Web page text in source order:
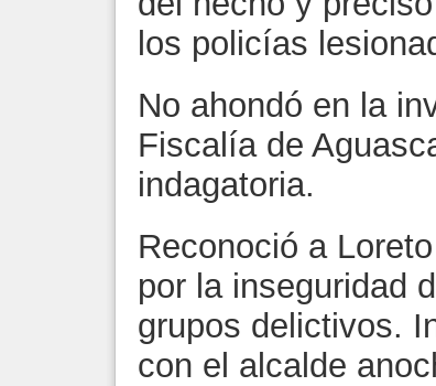
los policías
No ahondó en la
Fiscalía de
indagatoria.
Reconoció a
por la inseguridad
grupos delictivos.
con el alcalde